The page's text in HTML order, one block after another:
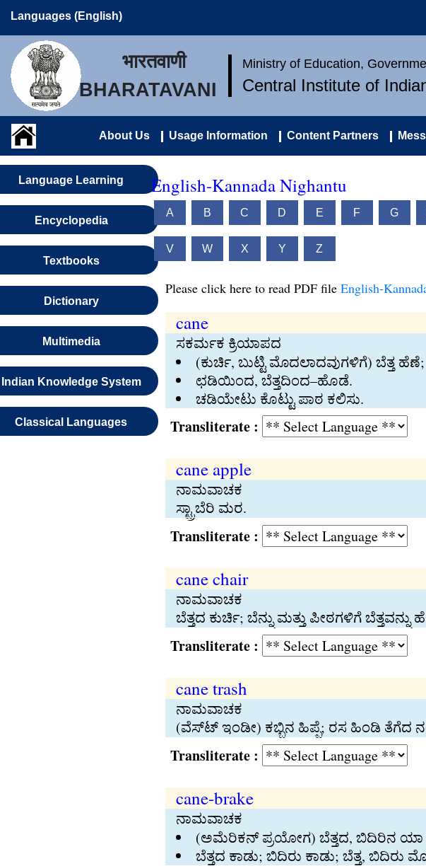
Languages (English)
भारतवाणी
BHARATAVANI
Ministry of Education,
Central Institute of
About Us Usage Information Content Partners
Language Learning
Encyclopedia
Textbooks
Dictionary
Multimedia
Indian Knowledge System
Classical Languages
English-Kannada Nighantu
A B C D E F G
V W X Y Z
Please click here to read PDF file English-
cane
ಸಕರ್ಮಕ ಕ್ರಿಯಾಪದ
(ಕುರ್ಚಿ, ಬುಟ್ಟಿ ಮೊದಲಾದವುಗಳಿಗೆ) ಬೆತ್ತ
ಛಡಿಯಿಂದ, ಬೆತ್ತದಿಂದ–ಹೊಡೆ.
ಚಡಿಯೇಟು ಕೊಟ್ಟು ಪಾಠ ಕಲಿಸು.
Transliterate :
cane apple
ನಾಮವಾಚಕ
ಸ್ಟ್ರಾಬೆರಿ ಮರ.
Transliterate :
cane chair
ನಾಮವಾಚಕ
ಬೆತ್ತದ ಕುರ್ಚಿ; ಬೆನ್ನು ಮತ್ತು ಪೀಠಗಳಿಗೆ ಬೆತ್ತವನ್ನು
Transliterate :
cane trash
ನಾಮವಾಚಕ
(ವೆಸ್ಟ್‍ ಇಂಡೀ) ಕಬ್ಬಿನ ಹಿಪ್ಪೆ; ರಸ ಹಿಂಡಿ ತೆಗೆದ
Transliterate :
cane-brake
ನಾಮವಾಚಕ
(ಅಮೆರಿಕನ್‍ ಪ್ರಯೋಗ) ಬೆತ್ತದ, ಬಿದಿರಿನ ಯಾ
ಬೆತ್ತದ ಕಾಡು; ಬಿದಿರು ಕಾಡು; ಬೆತ್ತ, ಬಿದಿರು